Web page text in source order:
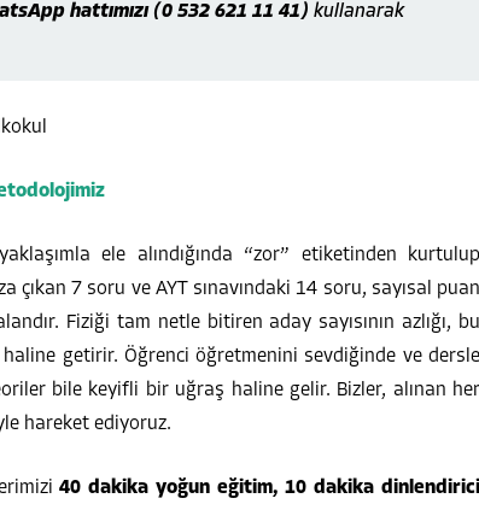
hattımızı (0 532 621 11 41) kullanarak
ele alındığında “zor” etiketinden kurtulup
çıkan 7 soru ve AYT sınavındaki 14 soru, sayısal puan
Fiziği tam netle bitiren aday sayısının azlığı, bu
getirir. Öğrenci öğretmenini sevdiğinde ve dersle
bile keyifli bir uğraş haline gelir. Bizler, alınan her
hareket ediyoruz.
40 dakika yoğun eğitim, 10 dakika